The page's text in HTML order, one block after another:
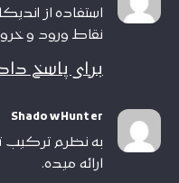
استفاده از
نقاط ورود و
برای پاسخ
ShadowHunter
به نظرم ترکیب
ارائه میده.